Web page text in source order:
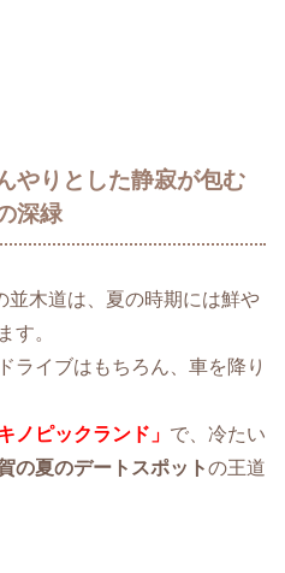
やりとした静寂が包む
深緑
並木道は、夏の時期には鮮や
す。
ライブはもちろん、車を降り
ノピックランド」 で、冷たい
の夏のデートスポットの王道